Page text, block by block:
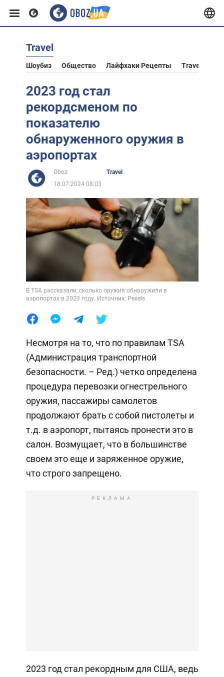
Европа
США
Азия
Африка
Жизнь
Лайфхаки
Travel
Шоубиз Общество Лайфхаки Рецепты Travel
2023 год стал
рекордсменом по
показателю
обнаруженного оружия в
аэропортах
Oboz
Travel
18.07.2024 08:03
В TSA рассказали, сколько оружия обнаружили в
аэропортах в 2023 году. Источник: Pexels
Несмотря на то, что по правилам TSA
(Администрация транспортной
безопасности. – Ред.) четко определена
процедура перевозки огнестрельного
оружия, пассажиры самолетов
продолжают брать с собой пистолеты и
т.д. в аэропорт, пытаясь пронести это в
салон. Возмущает, что в большинстве
своем это еще и заряженное оружие,
что строго запрещено.
РЕКЛАМА
2023 год стал рекордным для США, ведь